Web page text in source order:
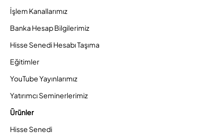
İşlem Kanallarımız
Banka Hesap Bilgilerimiz
Hisse Senedi Hesabı Taşıma
Eğitimler
YouTube Yayınlarımız
Yatırımcı Seminerlerimiz
Ürünler
Hisse Senedi